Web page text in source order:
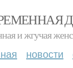
и жгучая
новости